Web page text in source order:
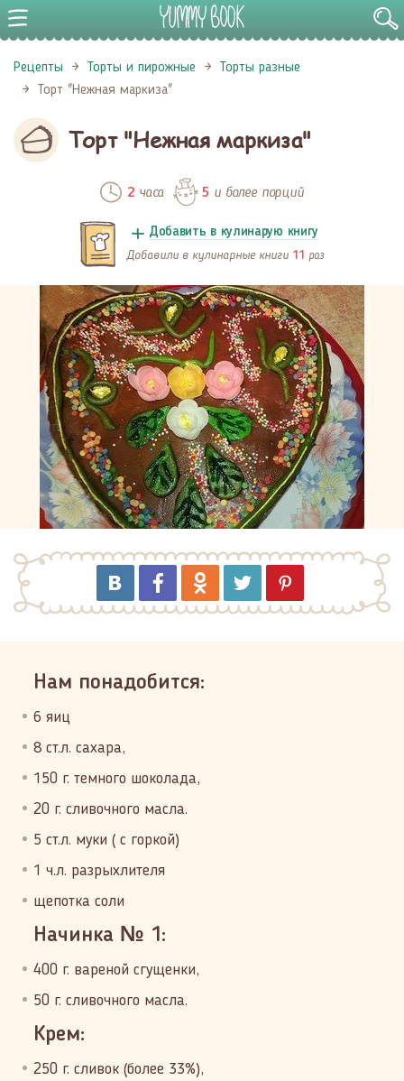
Рецепты Торты и пирожные
Торты разные
Торт "Нежная маркиза"
Торт "Нежная маркиза"
2 часа 5 и более порций
Добавить в кулинарую книгу
Добавили в кулинарные книги 11 раз
Нам понадобится:
6 яиц
8 ст.л. сахара,
150 г. темного шоколада,
20 г. сливочного масла.
5 ст.л. муки ( с горкой)
1 ч.л. разрыхлителя
щепотка соли
Начинка № 1:
400 г. вареной сгущенки,
50 г. сливочного масла.
Крем:
250 г. сливок (более 33%),